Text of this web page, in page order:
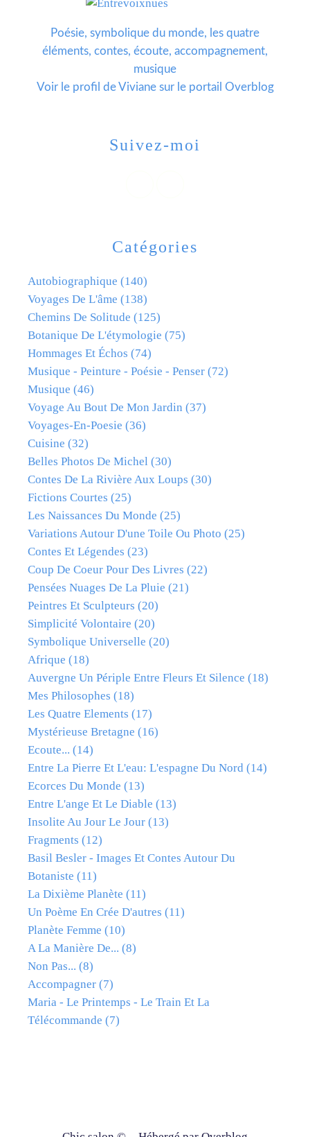
Catégories
Autobiographique (140)
Voyages De L'âme (138)
Chemins De Solitude (125)
Botanique De L'étymologie (75)
Hommages Et Échos (74)
Musique - Peinture - Poésie - Penser (72)
Musique (46)
Voyage Au Bout De Mon Jardin (37)
Voyages-En-Poesie (36)
Cuisine (32)
Belles Photos De Michel (30)
Contes De La Rivière Aux Loups (30)
Fictions Courtes (25)
Les Naissances Du Monde (25)
Variations Autour D'une Toile Ou Photo (25)
Contes Et Légendes (23)
Coup De Coeur Pour Des Livres (22)
Pensées Nuages De La Pluie (21)
Peintres Et Sculpteurs (20)
Simplicité Volontaire (20)
Symbolique Universelle (20)
Afrique (18)
Auvergne Un Périple Entre Fleurs Et Silence (18)
Mes Philosophes (18)
Les Quatre Elements (17)
Mystérieuse Bretagne (16)
Ecoute... (14)
Entre La Pierre Et L'eau: L'espagne Du Nord (14)
Ecorces Du Monde (13)
Entre L'ange Et Le Diable (13)
Insolite Au Jour Le Jour (13)
Fragments (12)
Basil Besler - Images Et Contes Autour Du
Botaniste (11)
La Dixième Planète (11)
Un Poème En Crée D'autres (11)
Planète Femme (10)
A La Manière De... (8)
Non Pas... (8)
Accompagner (7)
Maria - Le Printemps - Le Train Et La
Télécommande (7)
Poésie, symbolique du monde, les quatre
éléments, contes, écoute, accompagnement,
musique
Voir le profil deVivianesur le portail Overblog
Suivez-moi